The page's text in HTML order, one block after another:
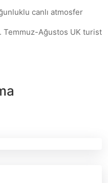
canlı atmosfer
Temmuz-Ağustos UK turist